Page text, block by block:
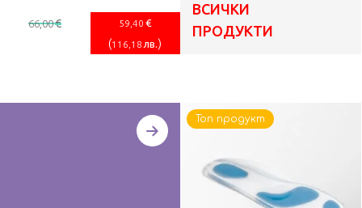
66,00€ 59 ,40 €
(116 ,18 лв.)
ВСИЧКИ
ПРОДУКТИ
Топ продукт